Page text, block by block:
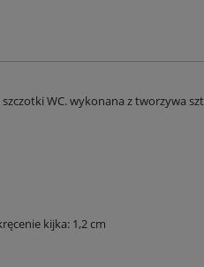
z rączką 40x20x26
drobiazgi
WC. wykonana z tworzywa
kijka: 1,2 cm